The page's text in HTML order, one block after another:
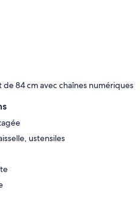
de 84 cm avec chaînes numériques
ustensiles